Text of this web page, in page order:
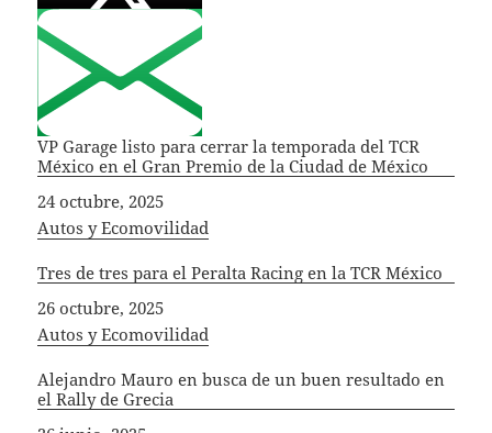
VP Garage listo para cerrar la temporada del TCR
México en el Gran Premio de la Ciudad de México
Fecha
24 octubre, 2025
In relation to
Autos y Ecomovilidad
Tres de tres para el Peralta Racing en la TCR México
Fecha
26 octubre, 2025
In relation to
Autos y Ecomovilidad
Alejandro Mauro en busca de un buen resultado en
el Rally de Grecia